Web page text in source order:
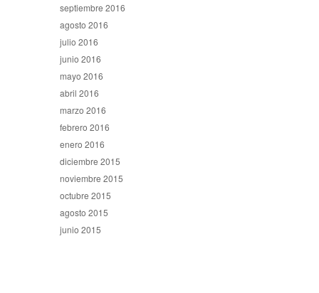
septiembre 2016
agosto 2016
julio 2016
junio 2016
mayo 2016
abril 2016
marzo 2016
febrero 2016
enero 2016
diciembre 2015
noviembre 2015
octubre 2015
agosto 2015
junio 2015